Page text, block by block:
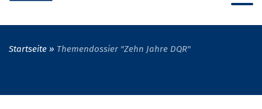
Startseite Themendossier "Zehn Jahre DQR"